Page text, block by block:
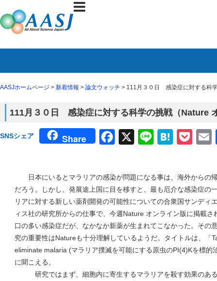
AASJホームページ > 新着情報 > 論文ウォッチ > 111月３０日 感染症に対する科
111月３０日 感染症に対する科学の挑戦（Nature
SNSシェア Share Facebook
X Line
日本にいるとマラリアの感染が問題になる事は、海外からの
だろう。しかし、発展途上国に目を移すと、最も厄介な感染症の
リアに対する新しい薬剤開発の可能性についての合衆国サンディ
ィス社の研究所からの仕事で、今週Nature オンライン版に掲載
口の多い感染症だが、なかなか新薬が生まれてこなかった。その
究の重要性はNatureも十分理解しているようだ。タイトルは、「
eliminate malaria (マラリア撲滅を可能にする原虫のPI(4)Kを標的
に聞こえる。
研究ではまず、細胞内に寄生するマラリアを殺す効果のある